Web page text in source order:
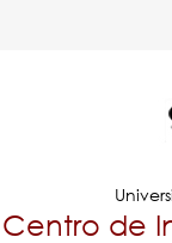
Centro de